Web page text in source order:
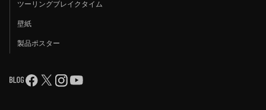
ツーリングブレイクタイム
壁紙
製品ポスター